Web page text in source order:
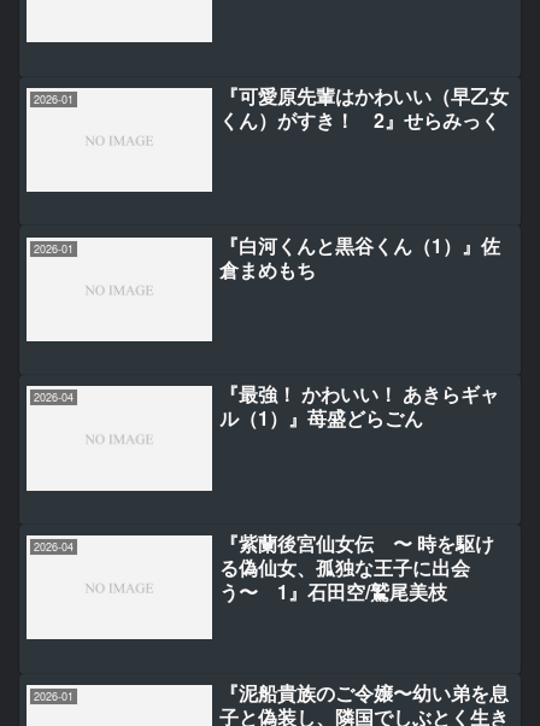
2026-01
『可愛原先輩はかわいい（早乙女
くん）がすき！ 2』せらみっく
2026-01
『白河くんと黒谷くん（1）』佐
倉まめもち
2026-04
『最強！ かわいい！ あきらギャ
ル（1）』苺盛どらごん
2026-04
『紫蘭後宮仙女伝 〜 時を駆け
る偽仙女、孤独な王子に出会
う〜 1』石田空/鷲尾美枝
2026-01
『泥船貴族のご令嬢〜幼い弟を息
子と偽装し、隣国でしぶとく生き